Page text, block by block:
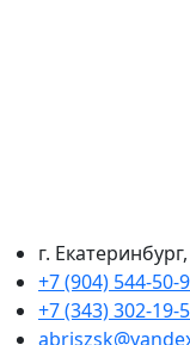
г.
+7 (904) 544-50-
+7 (343) 302-19-